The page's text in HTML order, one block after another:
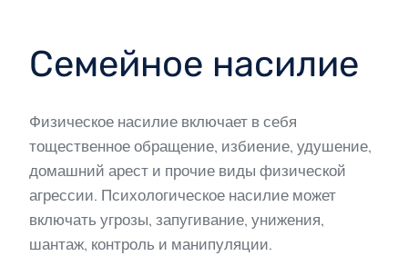
Семейное насилие
Физическое насилие включает в себя
тощественное обращение, избиение, удушение,
домашний арест и прочие виды физической
агрессии. Психологическое насилие может
включать угрозы, запугивание, унижения,
шантаж, контроль и манипуляции.